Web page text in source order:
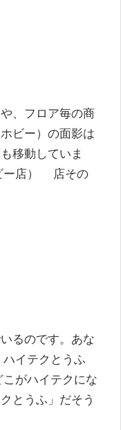
、フロア毎の商
ビー）の面影は
移動していま
ー店） 店その
るのです。あな
イテクとうふ
がハイテクにな
とうふ」だそう